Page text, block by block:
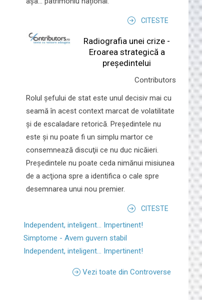
CITESTE
Radiografia unei crize -
Eroarea strategică a
președintelui
Contributors
Rolul şefului de stat este unul decisiv mai cu
seamă în acest context marcat de volatilitate
şi de escaladare retorică. Preşedintele nu
este şi nu poate fi un simplu martor ce
consemnează discuţii ce nu duc nicăieri.
Preşedintele nu poate ceda nimănui misiunea
de a acţiona spre a identifica o cale spre
desemnarea unui nou premier.
CITESTE
Independent, inteligent... Impertinent!
Simptome - Avem guvern stabil
Independent, inteligent... Impertinent!
Vezi toate din Controverse